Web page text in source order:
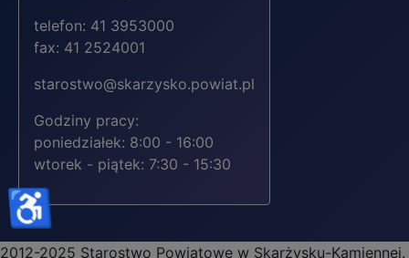
telefon: 41 3953000
fax: 41 2524001
starostwo@skarzysko.powiat.pl
Godziny pracy:
poniedziałek: 8:00 - 16:00
wtorek - piątek: 7:30 - 15:30
2012-2025 Starostwo Powiatowe w Skarżysku-Kamiennej.